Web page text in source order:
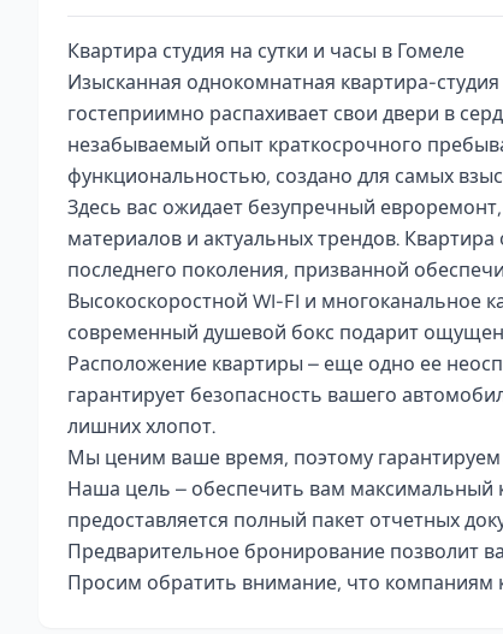
Квартира студия на сутки и часы в Гомеле
Изысканная однокомнатная квартира-
гостеприимно распахивает свои двери в
незабываемый опыт краткосрочного
функциональностью, создано для самых
Здесь вас ожидает безупречный
материалов и актуальных трендов.
последнего поколения, призванной
Высокоскоростной WI-FI и многоканальное
современный душевой бокс подарит
Расположение квартиры – еще одно ее
гарантирует безопасность вашего
лишних хлопот.
Мы ценим ваше время, поэтому
Наша цель – обеспечить вам
предоставляется полный пакет отчетных
Предварительное бронирование позволит
Просим обратить внимание, что компаниям